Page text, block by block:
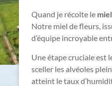
Quand je récolte le miel
Notre miel de fleurs,
d’équipe incroyable
Une étape cruciale est
sceller les alvéoles
atteint le taux